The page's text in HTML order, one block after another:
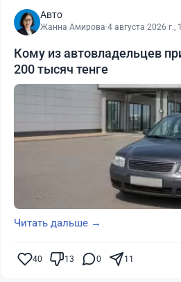
Авто
Жанна Амирова·4 августа 2026 г.,
Кому из автовладельцев
200 тысяч тенге
Читать дальше →
40 13 0 11